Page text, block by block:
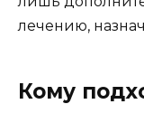
лечению,
Кому